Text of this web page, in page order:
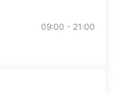
09:00 - 21:00